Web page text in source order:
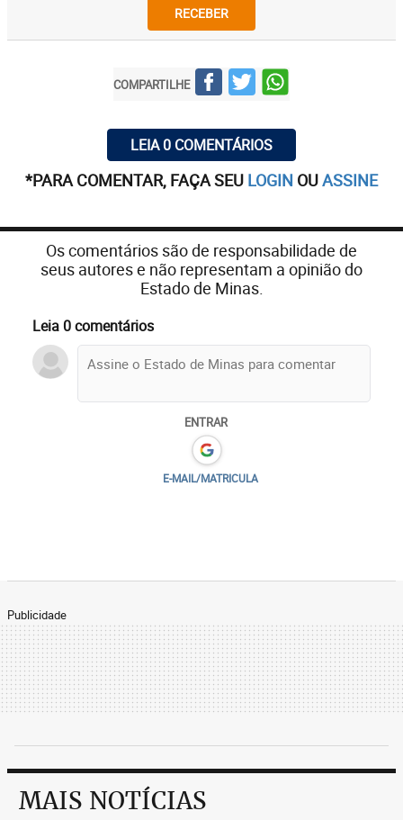
RECEBER
COMPARTILHE
LEIA 0 COMENTÁRIOS
*PARA COMENTAR, FAÇA SEU LOGIN OUASSINE
Os comentários são de responsabilidade de
seus autores e não representam a opinião do
Estado de Minas.
Leia 0 comentários
ENTRAR
E-MAIL/MATRICULA
Publicidade
MAIS NOTÍCIAS